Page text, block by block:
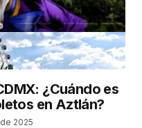
¿Cuándo es
en Aztlán?
2025